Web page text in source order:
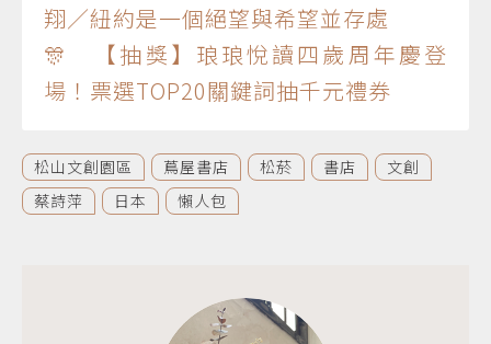
翔／紐約是一個絕望與希望並存處
🎊 【抽獎】琅琅悅讀四歲周年慶登
場！票選TOP20關鍵詞抽千元禮券
松山文創園區 蔦屋書店 松菸 書店
文創
蔡詩萍
日本 懶人包